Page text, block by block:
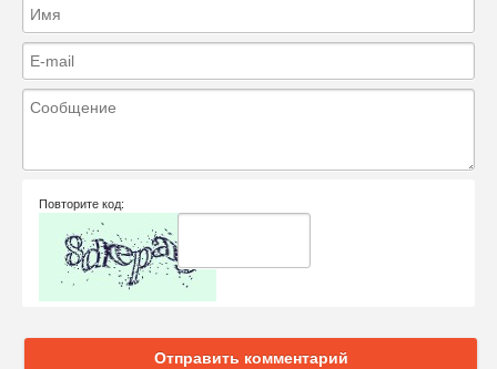
Повторите код:
Отправить комментарий